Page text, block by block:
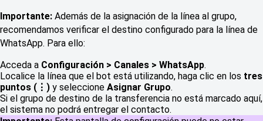
Importante: Además de la asignación de la línea al grupo,
recomendamos verificar el destino configurado para la línea de
WhatsApp. Para ello:
Acceda a Configuración > Canales > WhatsApp.
Localice la línea que el bot está utilizando, haga clic en los tres
puntos (⋮) y seleccione Asignar Grupo.
Si el grupo de destino de la transferencia no está marcado aquí,
el sistema no podrá entregar el contacto.